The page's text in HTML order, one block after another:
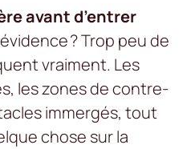
avant d’entrer
? Trop peu de
vraiment. Les
les zones de contre-
immergés, tout
chose sur la